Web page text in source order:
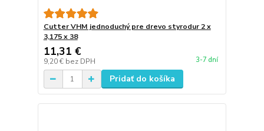
Cutter VHM jednoduchý pre drevo styrodur 2 x
3,175 x 38
11,31 €
9,20 € bez DPH 3-7 dní
Pridať do košíka